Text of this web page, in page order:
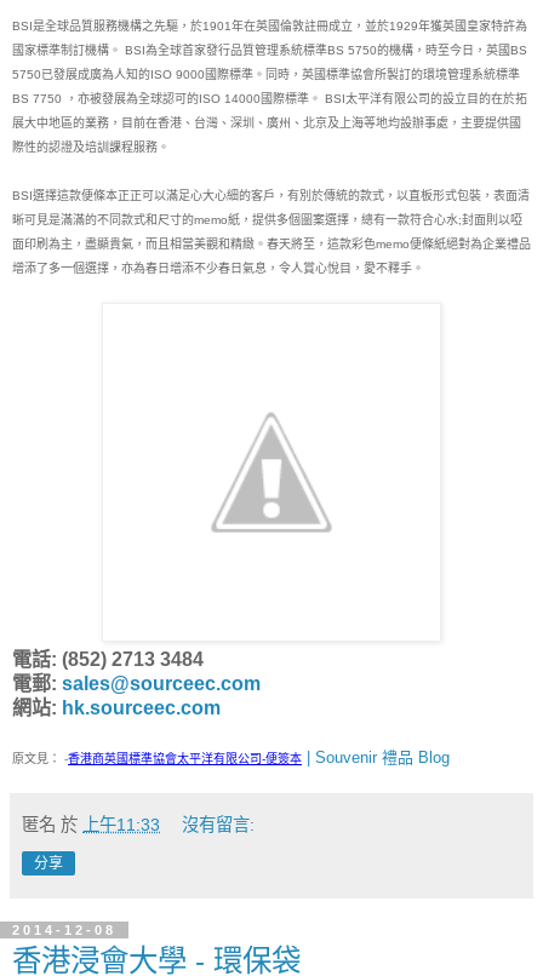
BSI是全球品質服務機構之先驅，於1901年在英國倫敦註冊成立，並於1929年獲英國皇家特許為
國家標準制訂機構。 BSI為全球首家發行品質管理系統標準BS 5750的機構，時至今日，英國BS
5750已發展成廣為人知的ISO 9000國際標準。同時，英國標準協會所製訂的環境管理系統標準
BS 7750 ，亦被發展為全球認可的ISO 14000國際標準。 BSI太平洋有限公司的設立目的在於拓
展大中地區的業務，目前在香港、台灣、深圳、廣州、北京及上海等地均設辦事處，主要提供國
際性的認證及培訓課程服務。
BSI選擇這款便條本正正可以滿足心大心細的客戶，有別於傳統的款式，以直板形式包裝，表面清
晰可見是滿滿的不同款式和尺寸的memo紙，提供多個圖案選擇，總有一款符合心水;封面則以啞
面印刷為主，盡顯貴氣，而且相當美觀和精緻。春天將至，這款彩色memo便條紙絕對為企業禮品
增添了多一個選擇，亦為春日增添不少春日氣息，令人賞心悅目，愛不釋手。
電話: (852) 2713 3484
電郵: sales@sourceec.com
網站: hk.sourceec.com
原文見： -香港商英國標準協會太平洋有限公司-便簽本 | Souvenir 禮品 Blog
匿名 於 上午11:33 沒有留言:
分享
2014-12-08
香港浸會大學 - 環保袋